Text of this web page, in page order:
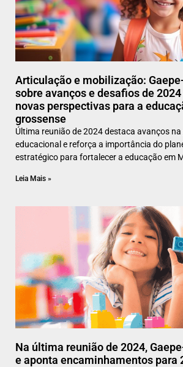
Articulação e mobilização:
sobre avanços e desafios de
novas perspectivas para a
grossense
Última reunião de 2024 destaca avanços
educacional e reforça a importância do
estratégico para fortalecer a educação em
Leia Mais »
Na última reunião de 2024,
e aponta encaminhamentos para